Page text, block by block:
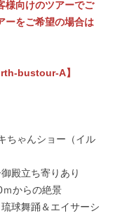
様向けのツアーでご
ーをご希望の場合は
bustour-A】
ちゃんショー（イル
殿立ち寄りあり
からの絶景
球舞踊＆エイサーシ